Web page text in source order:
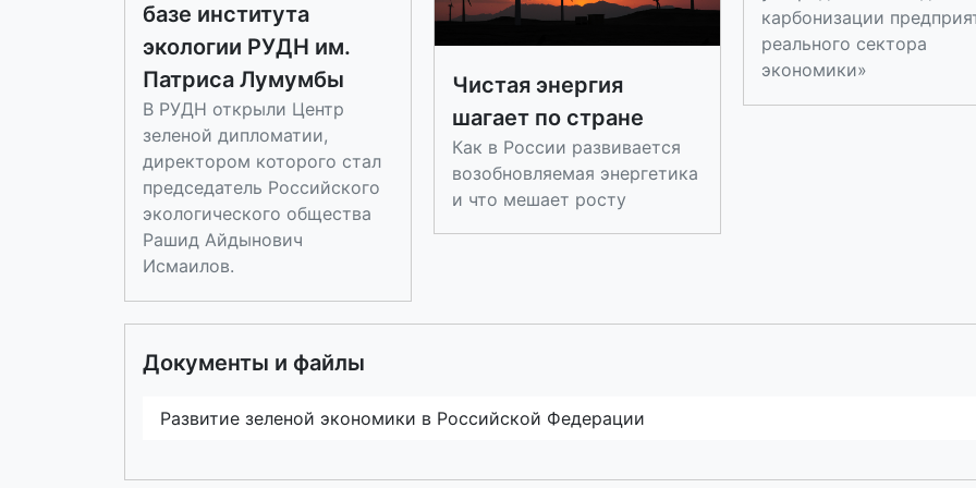
карбонизации
реального сектора
экономики»
Чистая энергия
шагает по стране
Как в России развивается
возобновляемая энергетика
и что мешает росту
базе института
экологии РУДН им.
Патриса Лумумбы
В РУДН открыли Центр
зеленой дипломатии,
директором которого стал
председатель Российского
экологического общества
Рашид Айдынович
Исмаилов.
Документы и файлы
Развитие зеленой экономики в Российской Федерации